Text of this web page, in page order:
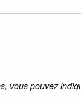
vous pouvez